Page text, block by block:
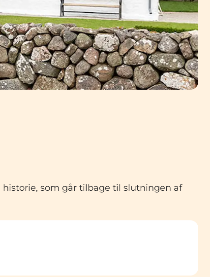
som går tilbage til slutningen af